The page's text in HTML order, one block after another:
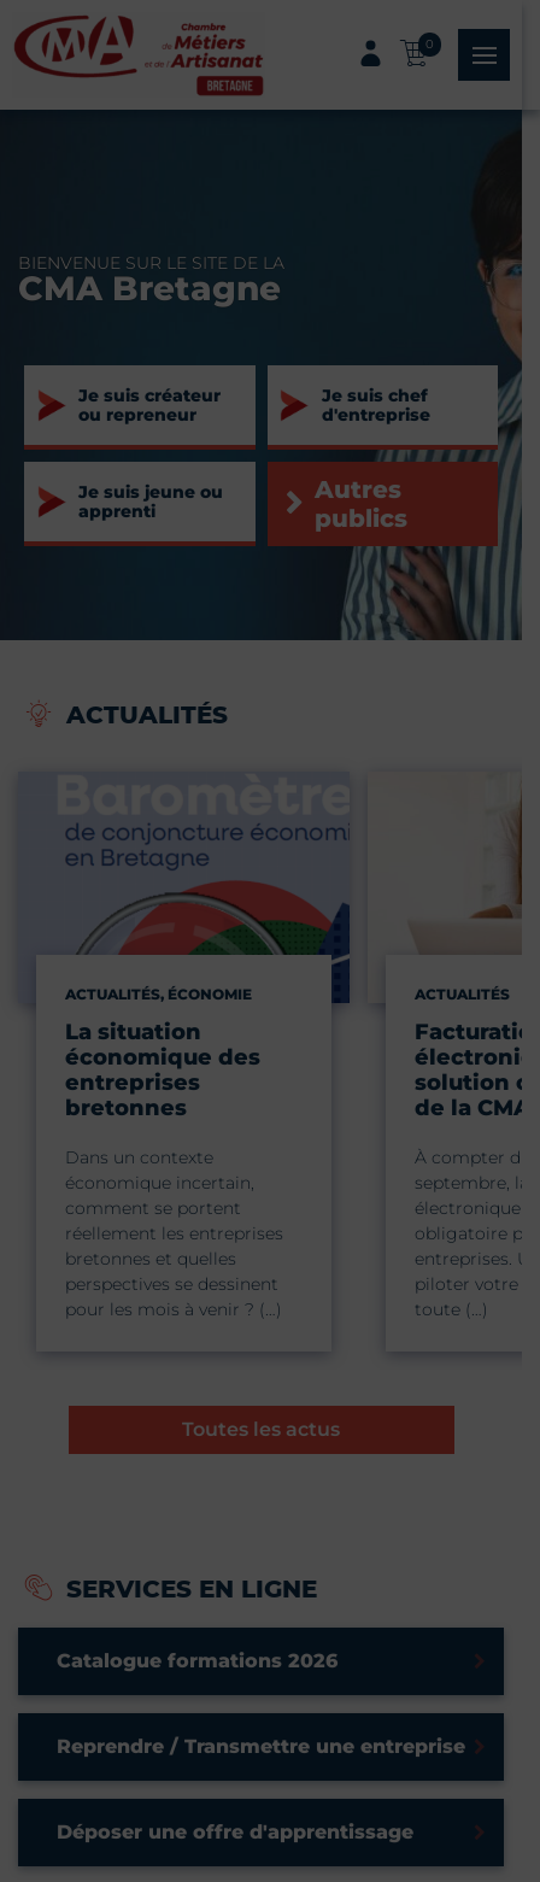
Panneau de gestion des cookies
0
menu
BIENVENUE SUR LE SITE DE LA
CMA Bretagne
Je suis créateur
ou repreneur
Je suis chef
d'entreprise
Je suis jeune ou
apprenti
Autres
publics
ACTUALITÉS
ACTUALITÉS, ÉCONOMIE
La situation
économique des
entreprises
bretonnes
Dans un contexte
économique incertain,
comment se portent
réellement les entreprises
bretonnes et quelles
perspectives se dessinent
pour les mois à venir ? (…)
ACTUALITÉS
solution
de la
À compter du
septembre, la
électronique
obligatoire
entreprises.
piloter votre
toute (…)
Toutes les actus
SERVICES EN LIGNE
Catalogue formations 2026
Reprendre / Transmettre une entreprise
Déposer une offre d'apprentissage